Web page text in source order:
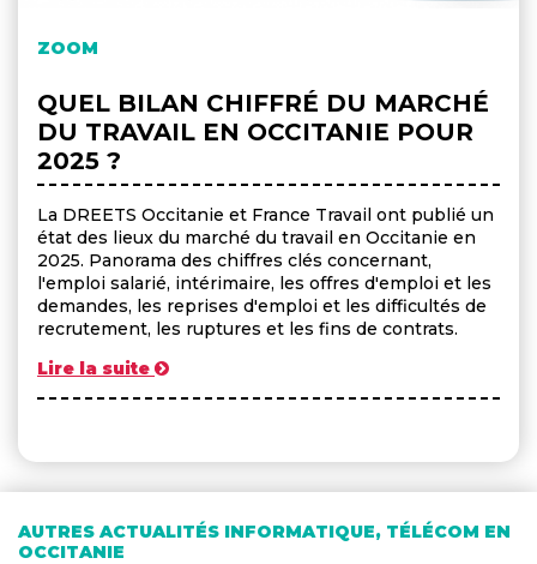
ZOOM
QUEL BILAN CHIFFRÉ DU MARCHÉ
DU TRAVAIL EN OCCITANIE POUR
2025 ?
La DREETS Occitanie et France Travail ont publié un
état des lieux du marché du travail en Occitanie en
2025. Panorama des chiffres clés concernant,
l'emploi salarié, intérimaire, les offres d'emploi et les
demandes, les reprises d'emploi et les difficultés de
recrutement, les ruptures et les fins de contrats.
Lire la suite
AUTRES ACTUALITÉS INFORMATIQUE, TÉLÉCOM EN
OCCITANIE